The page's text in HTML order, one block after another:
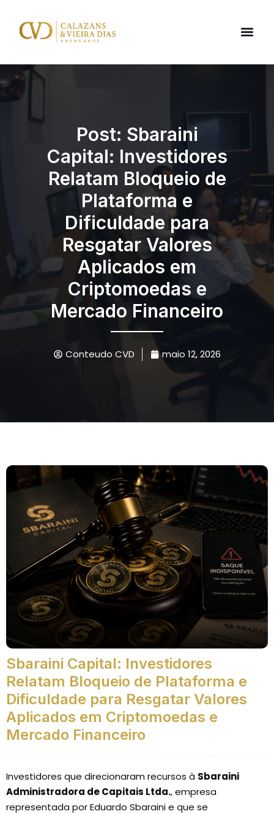
Post: Sbaraini
Capital: Investidores
Relatam Bloqueio de
Plataforma e
Dificuldade para
Resgatar Valores
Aplicados em
Criptomoedas e
Mercado Financeiro
Conteudo CVD maio 12, 2026
Sbaraini Capital: Investidores
Relatam Bloqueio de Plataforma e
Dificuldade para Resgatar Valores
Aplicados em Criptomoedas e
Mercado Financeiro
Investidores que direcionaram recursos à Sbaraini
Administradora de Capitais Ltda., empresa
representada por Eduardo Sbaraini e que se